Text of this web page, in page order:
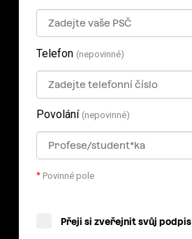
Telefon (nepovinné)
Povolání (nepovinné)
* Povinné pole
Přeji si zveřejnit svůj podpis